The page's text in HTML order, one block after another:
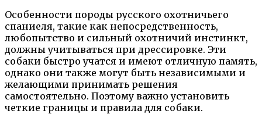
Особенности породы русского охотничьего
спаниеля, такие как непосредственность,
любопытство и сильный охотничий инстинкт,
должны учитываться при дрессировке. Эти
собаки быстро учатся и имеют отличную память,
однако они также могут быть независимыми и
желающими принимать решения
самостоятельно. Поэтому важно установить
четкие границы и правила для собаки.